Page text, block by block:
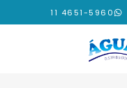
11 4651-5960